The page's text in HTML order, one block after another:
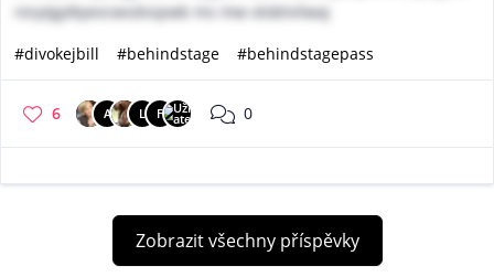
resytgytkyevcwsdvspwb ms mw oloblvilwaj
#divokejbill
#behindstage #behindstagepass
6 A L F 0
Zobrazit všechny příspěvky